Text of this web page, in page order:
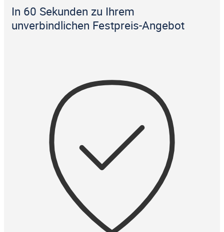
In 60 Sekunden zu Ihrem
unverbindlichen Festpreis-Angebot